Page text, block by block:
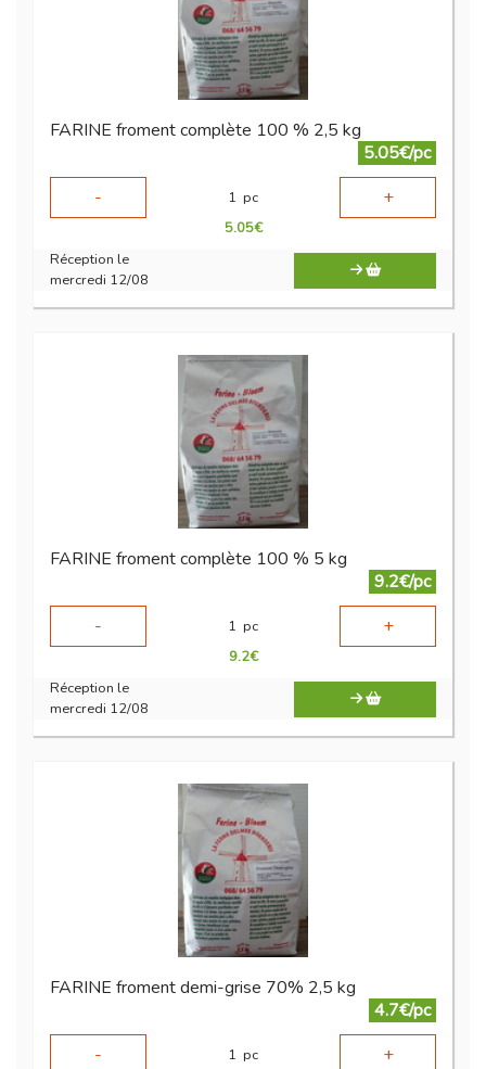
FARINE froment complète 100 % 2,5 kg
5.05€/pc
-
1 pc +
5.05€
Réception le
mercredi 12/08
FARINE froment complète 100 % 5 kg
9.2€/pc
-
1 pc +
9.2€
Réception le
mercredi 12/08
FARINE froment demi-grise 70% 2,5 kg
4.7€/pc
-
1 pc +